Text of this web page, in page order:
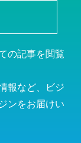
の記事を閲覧
報など、ビジ
ンをお届けい